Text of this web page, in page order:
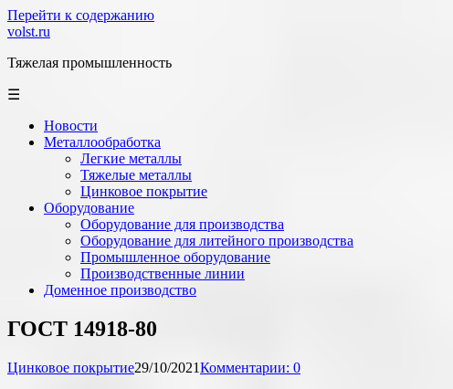
Перейти к содержанию
volst.ru
Тяжелая промышленность
☰
Новости
Металлообработка
Легкие металлы
Тяжелые металлы
Цинковое покрытие
Оборудование
Оборудование для производства
Оборудование для литейного производства
Промышленное оборудование
Производственные линии
Доменное производство
ГОСТ 14918-80
Цинковое покрытие29/10/2021Комментарии: 0